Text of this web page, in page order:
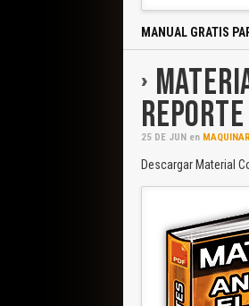
MANUAL GRATIS
25 DE JUN en
Descargar Material